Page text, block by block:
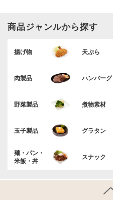
商品ジャンルから探す
揚げ物 天ぷら
肉製品 ハンバーグ
野菜製品 煮物素材
玉子製品 グラタン
麺・パン・
米飯・丼
スナック